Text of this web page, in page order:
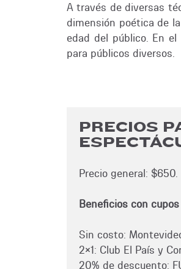
A través de diversas
dimensión poética de
edad del público. En
para públicos diversos.
PRECIOS
Precio general: $650.
Beneficios con
Sin costo:
2x1: Club El País y
20% de descuento: